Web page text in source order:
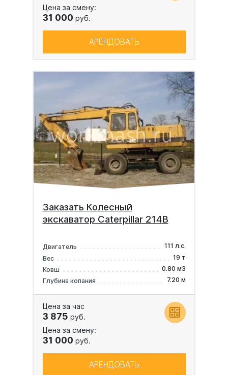
Цена за смену:
31 000 руб.
АРЕНДОВАТЬ
Заказать Колесный
экскаватор Caterpillar 214B
Двигатель
111 л.с.
Вес
19 т
Ковш
0.80 м3
Глубина копания
7.20 м
Цена за час
3 875 руб.
Цена за смену:
31 000 руб.
АРЕНДОВАТЬ